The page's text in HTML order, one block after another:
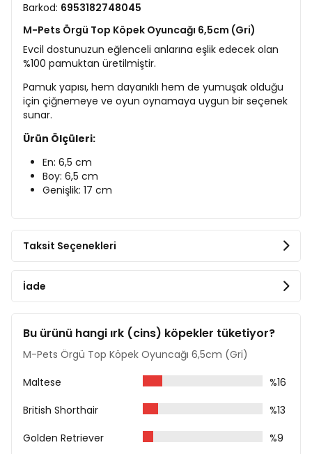
Barkod: 6953182748045
M-Pets Örgü Top Köpek Oyuncağı 6,5cm (Gri)
Evcil dostunuzun eğlenceli anlarına eşlik edecek olan
%100 pamuktan üretilmiştir.
Pamuk yapısı, hem dayanıklı hem de yumuşak olduğu
için çiğnemeye ve oyun oynamaya uygun bir seçenek
sunar.
Ürün Ölçüleri:
En: 6,5 cm
Boy: 6,5 cm
Genişlik: 17 cm
Taksit Seçenekleri
İade
Bu ürünü hangi ırk (cins) köpekler tüketiyor?
M-Pets Örgü Top Köpek Oyuncağı 6,5cm (Gri)
Maltese
%16
British Shorthair
%13
Golden Retriever
%9